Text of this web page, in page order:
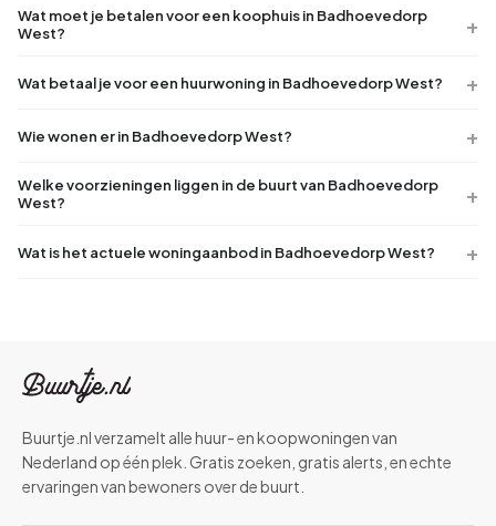
Wat moet je betalen voor een koophuis in Badhoevedorp
West?
Wat betaal je voor een huurwoning in Badhoevedorp West?
Wie wonen er in Badhoevedorp West?
Welke voorzieningen liggen in de buurt van Badhoevedorp
West?
Wat is het actuele woningaanbod in Badhoevedorp West?
Buurtje.nl verzamelt alle huur- en koopwoningen van
Nederland op één plek. Gratis zoeken, gratis alerts, en echte
ervaringen van bewoners over de buurt.